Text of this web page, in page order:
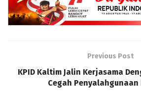
Previous Post
KPID Kaltim Jalin Kerjasama
Cegah